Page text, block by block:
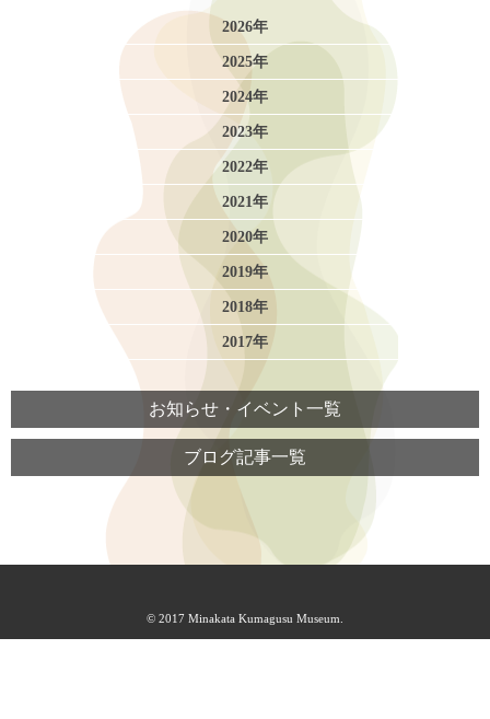
2026年
2025年
2024年
2023年
2022年
2021年
2020年
2019年
2018年
2017年
お知らせ・イベント一覧
ブログ記事一覧
© 2017 Minakata Kumagusu Museum.